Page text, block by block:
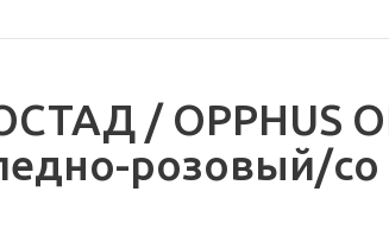
/ OPPHUS
розовый/со